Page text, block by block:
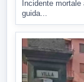
Incidente
guida...